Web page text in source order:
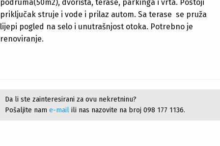
podruma(50m2), dvorišta, terase, parkinga i vrta. Postoji
priključak struje i vode i prilaz autom. Sa terase se pruža
lijepi pogled na selo i unutrašnjost otoka. Potrebno je
renoviranje.
Da li ste zainteresirani za ovu nekretninu?
Pošaljite nam e-mail ili nas nazovite na broj 098 177 1136.